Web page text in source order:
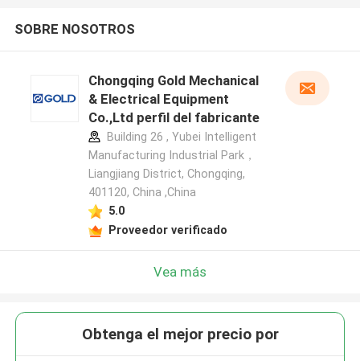
SOBRE NOSOTROS
Chongqing Gold Mechanical
& Electrical Equipment
Co.,Ltd perfil del fabricante
Building 26 , Yubei Intelligent
Manufacturing Industrial Park，
Liangjiang District, Chongqing,
401120, China ,China
5.0
Proveedor verificado
Vea más
Obtenga el mejor precio por